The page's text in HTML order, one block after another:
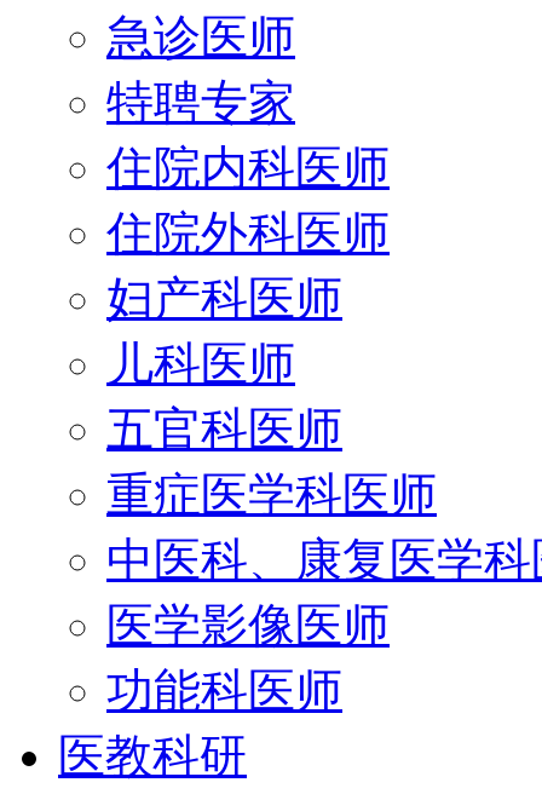
急诊医师
特聘专家
住院内科医师
住院外科医师
妇产科医师
儿科医师
五官科医师
重症医学科医师
中医科、康复医学
医学影像医师
功能科医师
医教科研